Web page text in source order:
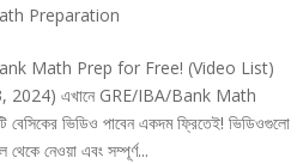
Preparation
Math Prep for Free! (Video List)
এখানে GRE/IBA/Bank Math
ভিডিও পাবেন একদম ফ্রিতেই! ভিডিওগুলো
নেওয়া এবং সম্পূর্ণ...